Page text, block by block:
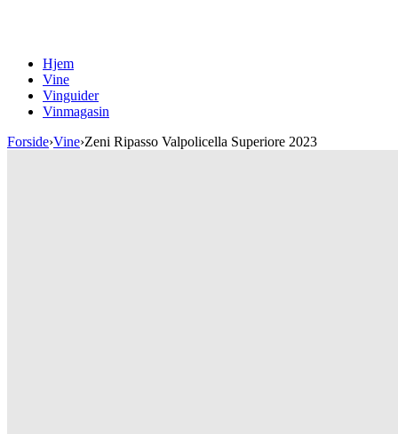
Hjem
Vine
Vinguider
Vinmagasin
Forside›Vine›Zeni Ripasso Valpolicella Superiore 2023